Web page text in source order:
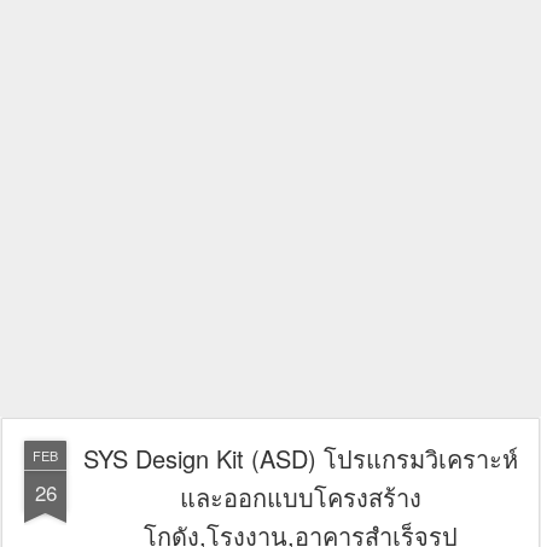
FEB
26
SYS Design Kit (ASD) โปรแกรมวิเคราะห์
และออกแบบโครงสร้าง
โกดัง,โรงงาน,อาคารสำเร็จรูป